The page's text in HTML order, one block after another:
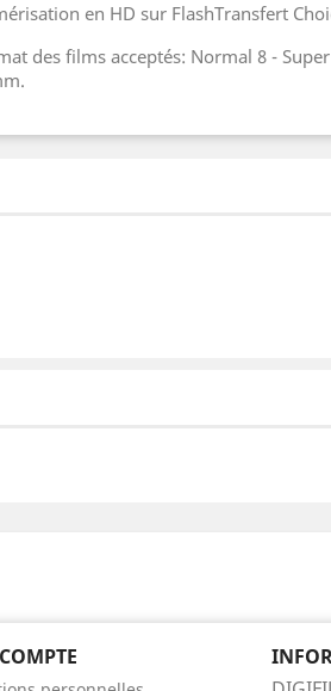
en HD sur FlashTransfert
des films acceptés: Normal 8 -